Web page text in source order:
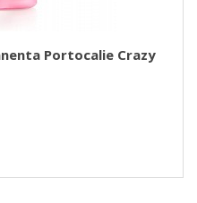
Portocalie Crazy